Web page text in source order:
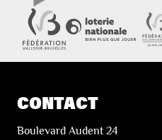
CONTACT
Boulevard Audent 24